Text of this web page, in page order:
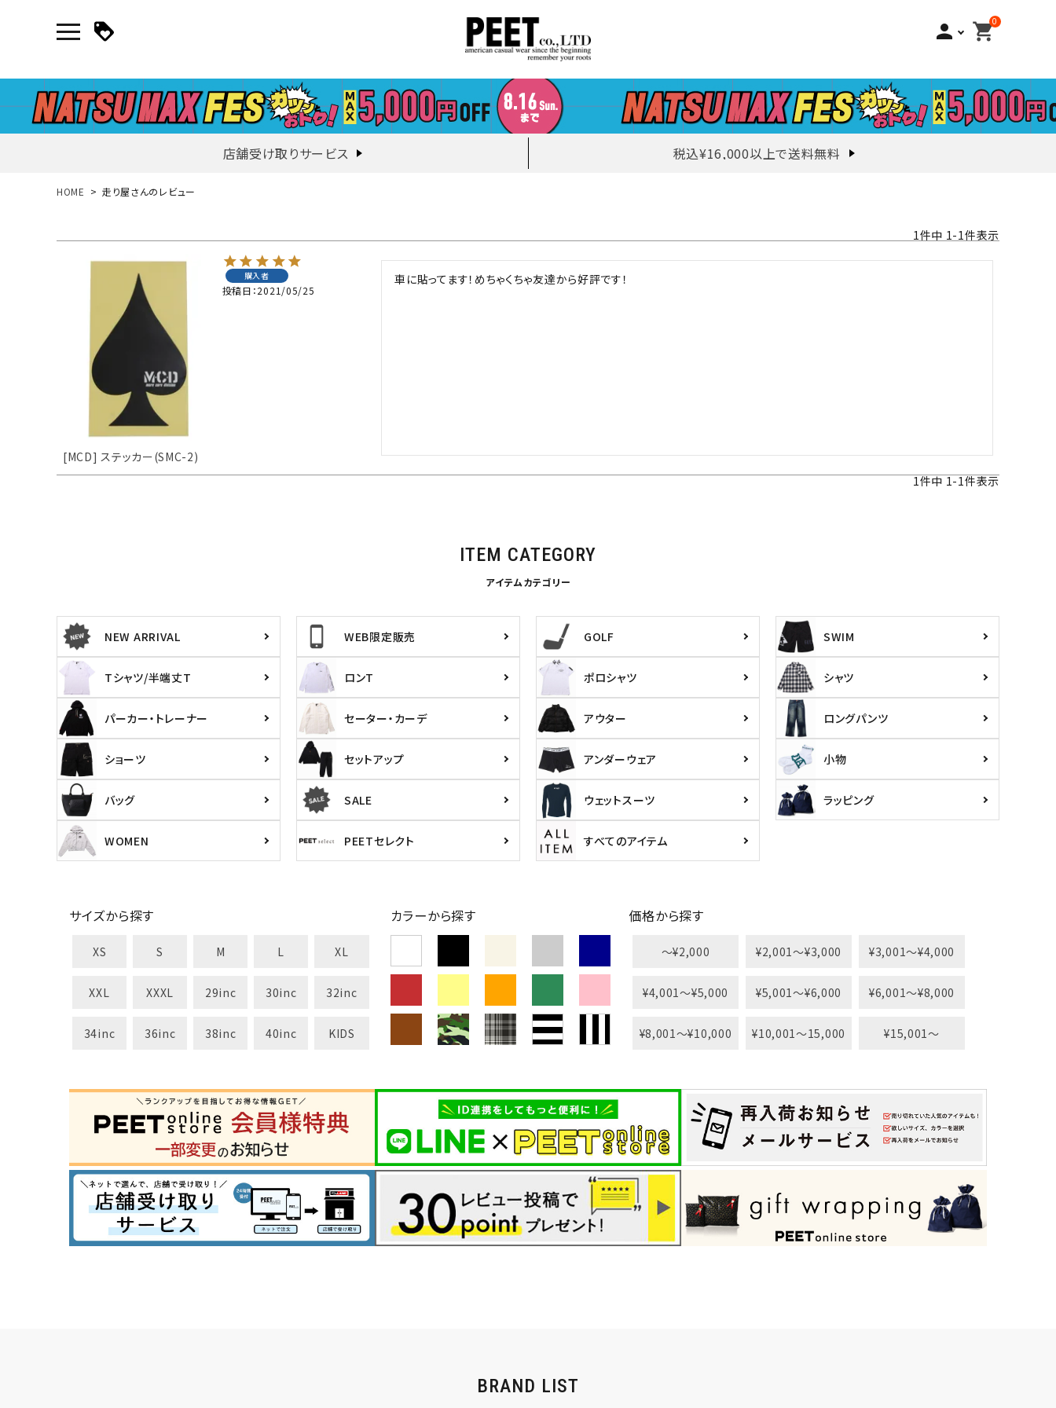
person 0
shopping_cart
店舗受け取りサービス 税込¥16,000以上で送料無料
新規会員登録｜ログイン
詳しい条件から探す
円 ～
29inc
30inc 32inc 34inc 36inc 38inc 40inc
KIDS
絞り込んで検索する
HOME 走り屋さんのレビュー
1件中 1-1件表示
[MCD] ステッカー(SMC-2)
購入者
投稿日 2021/05/25
車に貼ってます！めちゃくちゃ友達から好評です！
1件中 1-1件表示
ITEM CATEGORY
アイテムカテゴリー
NEW ARRIVAL WEB限定販売 GOLF SWIM
Tシャツ/半端丈T ロンT ポロシャツ シャツ
パーカー・トレーナー セーター・カーデ アウター ロングパンツ
ショーツ セットアップ アンダーウェア 小物
バッグ SALE ウェットスーツ ラッピング
WOMEN PEETセレクト すべてのアイテム
サイズから探す
XS S M L XL
XXL XXXL 29inc 30inc 32inc
34inc 36inc 38inc 40inc KIDS
カラーから探す 価格から探す
〜¥2,000 ¥2,001〜¥3,000 ¥3,001〜¥4,000
¥4,001〜¥5,000 ¥5,001〜¥6,000 ¥6,001〜¥8,000
¥8,001〜¥10,000 ¥10,001〜15,000 ¥15,001〜
BRAND LIST